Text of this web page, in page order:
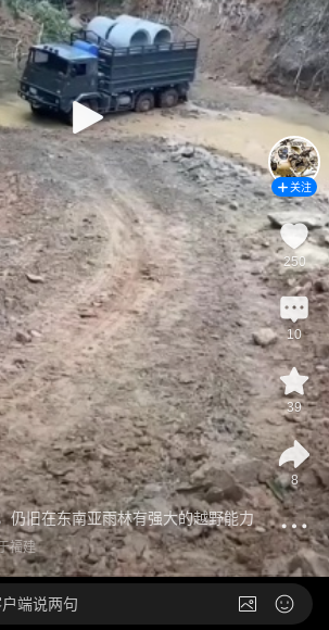
仍旧在东南亚雨林有强大的越野能力
福建
关注
250
10
39
8
端说两句